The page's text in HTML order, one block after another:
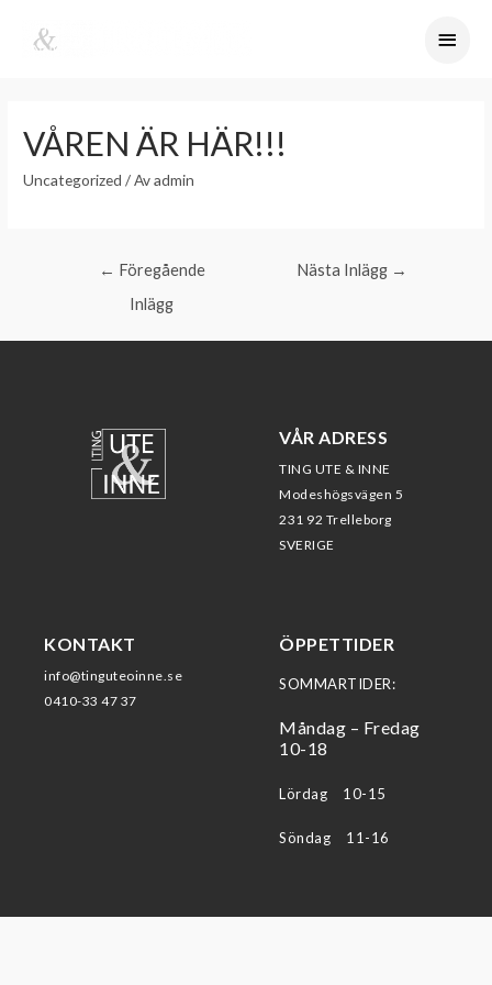
VÅREN ÄR HÄR!!!
Uncategorized / Avadmin
← Föregående
Inlägg
Nästa Inlägg →
VÅR ADRESS
TING UTE & INNE
Modeshögsvägen 5
231 92 Trelleborg
SVERIGE
KONTAKT
info@tinguteoinne.se
0410-33 47 37
ÖPPETTIDER
SOMMARTIDER:
Måndag – Fredag
10-18
Lördag 10-15
Söndag 11-16